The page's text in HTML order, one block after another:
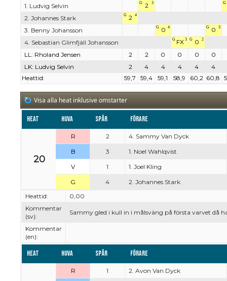
1. Ludvig Selvin
G 2 3 G
2. Johannes Stark G 2 4
3. Benny Johansson G 0 4 G 0 3
4. Sebastian Glimfjäll Johansson G FX 3 G 0 2
LL: Rholand Jensen 2 2 0 0 0
0
LK: Ludvig Selvin
2 4 4 4 4
4
Heattid:
59,7 59,4 59,1 58,9 60,2 60,8
Visa alla heat inklusive omstarter
Heat Huva Spår Förare
20
R 2
4. Sammy Van Dyck
B
3
1. Noel Wahlqvist
V
1
1. Joel Kling
G
4
2. Johannes Stark
Heattid:
0,00
Kommentar
(sv):
Sammy gled i kull in i målsväng på första varvet då
Kommentar
(en):
Heat Huva Spår Förare
R 1
2. Avon Van Dyck